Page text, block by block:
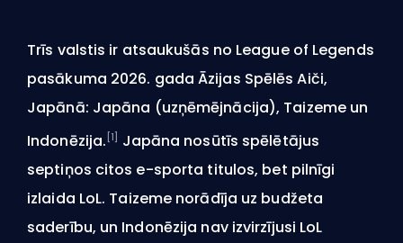
Trīs valstis ir atsaukušās no League of Legends
pasākuma 2026. gada Āzijas Spēlēs Aiči,
Japānā: Japāna (uzņēmējnācija), Taizeme un
Indonēzija. [1]
Japāna nosūtīs spēlētājus
septiņos citos e-sporta titulos, bet pilnīgi
izlaida LoL. Taizeme norādīja uz budžeta
saderību, un Indonēzija nav izvirzījusi LoL